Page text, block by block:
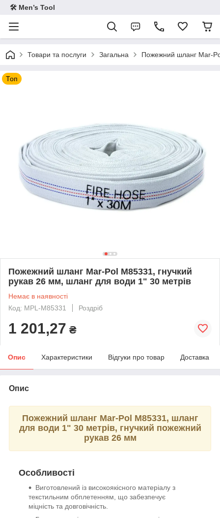
🛠 Men’s Tool
Товари та послуги Загальна Пожежний шланг Mar-
Топ
Пожежний шланг Mar-Pol M85331, гнучкий
рукав 26 мм, шланг для води 1" 30 метрів
Немає в наявності
Код: MPL-M85331
Роздріб
1 201,27 ₴
Опис Характеристики Відгуки про товар Доставка
Опис
Пожежний шланг Mar-Pol M85331, шланг
для води 1" 30 метрів, гнучкий пожежний
рукав 26 мм
Особливості
Виготовлений із високоякісного матеріалу з
текстильним обплетенням, що забезпечує
міцність та довговічність.